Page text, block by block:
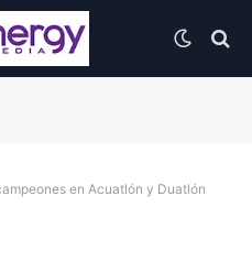
en Acuatlón y Duatlón